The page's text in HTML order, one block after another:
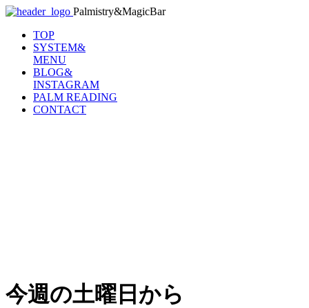
Palmistry&MagicBar
TOP
SYSTEM&
MENU
BLOG&
INSTAGRAM
PALM READING
CONTACT
今週の土曜日から